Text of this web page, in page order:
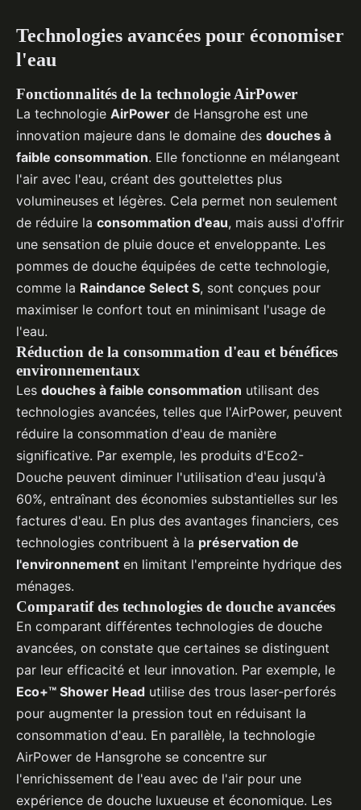
Technologies avancées pour économiser
l'eau
Fonctionnalités de la technologie AirPower
La technologie AirPower de Hansgrohe est une
innovation majeure dans le domaine des douches à
faible consommation. Elle fonctionne en mélangeant
l'air avec l'eau, créant des gouttelettes plus
volumineuses et légères. Cela permet non seulement
de réduire la consommation d'eau, mais aussi d'offrir
une sensation de pluie douce et enveloppante. Les
pommes de douche équipées de cette technologie,
comme la Raindance Select S, sont conçues pour
maximiser le confort tout en minimisant l'usage de
l'eau.
Réduction de la consommation d'eau et bénéfices
environnementaux
Les douches à faible consommation utilisant des
technologies avancées, telles que l'AirPower, peuvent
réduire la consommation d'eau de manière
significative. Par exemple, les produits d'Eco2-
Douche peuvent diminuer l'utilisation d'eau jusqu'à
60%, entraînant des économies substantielles sur les
factures d'eau. En plus des avantages financiers, ces
technologies contribuent à la préservation de
l'environnement en limitant l'empreinte hydrique des
ménages.
Comparatif des technologies de douche avancées
En comparant différentes technologies de douche
avancées, on constate que certaines se distinguent
par leur efficacité et leur innovation. Par exemple, le
Eco+™ Shower Head utilise des trous laser-perforés
pour augmenter la pression tout en réduisant la
consommation d'eau. En parallèle, la technologie
AirPower de Hansgrohe se concentre sur
l'enrichissement de l'eau avec de l'air pour une
expérience de douche luxueuse et économique. Les